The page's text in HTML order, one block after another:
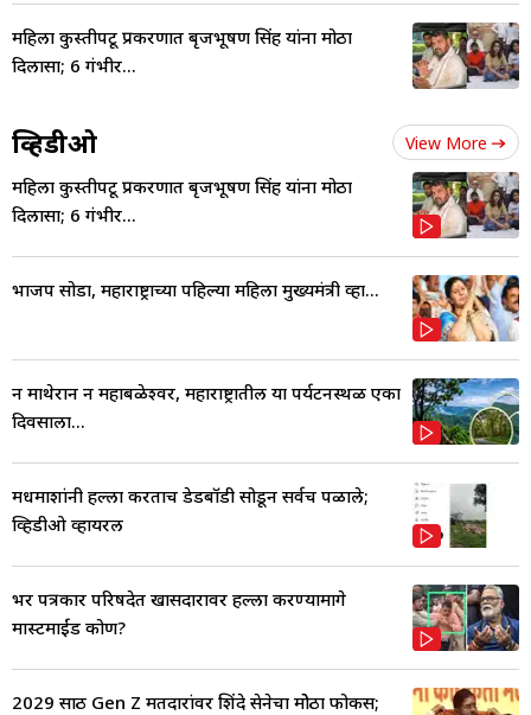
महिला कुस्तीपटू प्रकरणात बृजभूषण सिंह यांना मोठा
दिलासा; 6 गंभीर...
व्हिडीओ View More
महिला कुस्तीपटू प्रकरणात बृजभूषण सिंह यांना मोठा
दिलासा; 6 गंभीर...
भाजप सोडा, महाराष्ट्राच्या पहिल्या महिला मुख्यमंत्री व्हा...
न माथेरान न महाबळेश्वर, महाराष्ट्रातील या पर्यटनस्थळी एका
दिवसाला...
मधमाशांनी हल्ला करताच डेडबॉडी सोडून सर्वच पळाले;
व्हिडीओ व्हायरल
भर पत्रकार परिषदेत खासदारावर हल्ला करण्यामागे
मास्टमाईंड कोण?
2029 साठी Gen Z मतदारांवर शिंदे सेनेचा मोेठा फोकस;